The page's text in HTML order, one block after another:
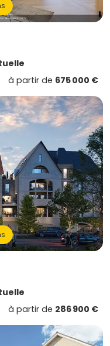
à partir de 675 000 €
à partir de 286 900 €